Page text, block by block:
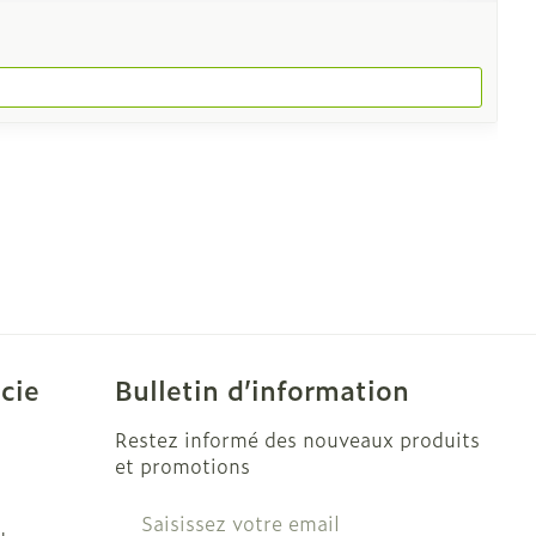
Bulletin d’information
Restez informé des nouveaux produits
et promotions
Adresse mail